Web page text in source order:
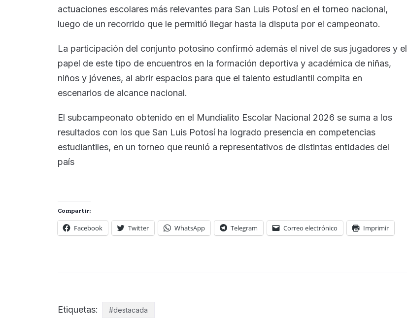
actuaciones escolares más relevantes para San Luis Potosí en el torneo nacional,
luego de un recorrido que le permitió llegar hasta la disputa por el campeonato.
La participación del conjunto potosino confirmó además el nivel de sus jugadores y el
papel de este tipo de encuentros en la formación deportiva y académica de niñas,
niños y jóvenes, al abrir espacios para que el talento estudiantil compita en
escenarios de alcance nacional.
El subcampeonato obtenido en el Mundialito Escolar Nacional 2026 se suma a los
resultados con los que San Luis Potosí ha logrado presencia en competencias
estudiantiles, en un torneo que reunió a representativos de distintas entidades del
país
Compartir:
Facebook Twitter WhatsApp Telegram Correo electrónico Imprimir
Etiquetas: #destacada